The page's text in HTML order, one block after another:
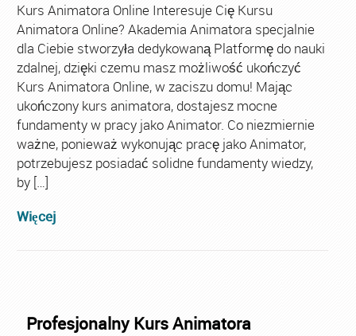
Kurs Animatora Online Interesuje Cię Kursu
Animatora Online? Akademia Animatora specjalnie
dla Ciebie stworzyła dedykowaną Platformę do nauki
zdalnej, dzięki czemu masz możliwość ukończyć
Kurs Animatora Online, w zaciszu domu! Mając
ukończony kurs animatora, dostajesz mocne
fundamenty w pracy jako Animator. Co niezmiernie
ważne, ponieważ wykonując pracę jako Animator,
potrzebujesz posiadać solidne fundamenty wiedzy,
by […]
Więcej
Profesjonalny Kurs Animatora